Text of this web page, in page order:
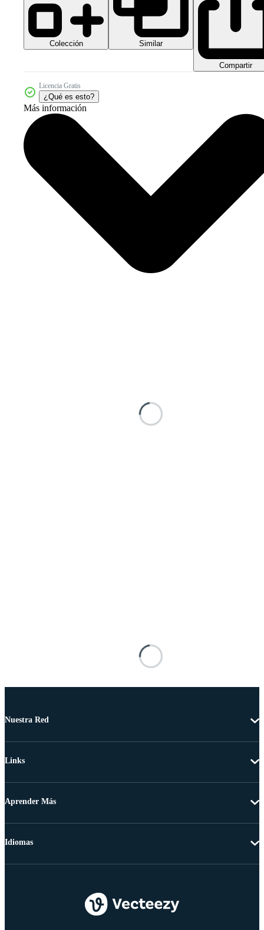
Colección Similar
Compartir
Licencia Gratis
¿Qué es esto?
Más información
Nuestra Red
Links
Aprender Más
Idiomas